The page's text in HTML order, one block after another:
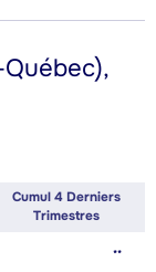
Cumul 4 Derniers
Trimestres
**